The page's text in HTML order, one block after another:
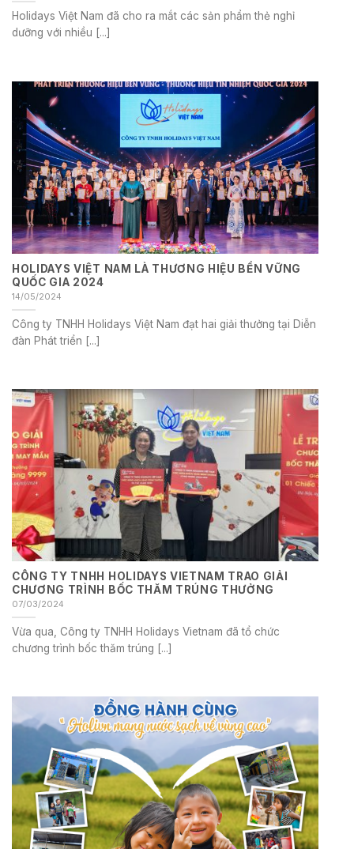
Holidays Việt Nam đã cho ra mắt các sản phẩm thẻ nghỉ
dưỡng với nhiều [...]
HOLIDAYS VIỆT NAM LÀ THƯƠNG HIỆU BỀN VỮNG
QUỐC GIA 2024
14/05/2024
Công ty TNHH Holidays Việt Nam đạt hai giải thưởng tại Diễn
đàn Phát triển [...]
CÔNG TY TNHH HOLIDAYS VIETNAM TRAO GIẢI
CHƯƠNG TRÌNH BỐC THĂM TRÚNG THƯỞNG
07/03/2024
Vừa qua, Công ty TNHH Holidays Vietnam đã tổ chức
chương trình bốc thăm trúng [...]